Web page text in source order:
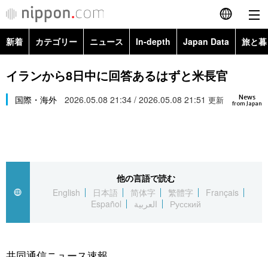
English
简体字
繁體字
العربية
社会
旅と暮らし
新着 カテゴリー ニュース In-depth Japan Data 旅と
政治・外交
経済・ビジネス
社会
文化
科学・技術
暮らし
Topics
Images
お知らせ
イランから8日中に回答あるはずと米長官
News
from Japan
国際・海外 2026.05.08 21:34 / 2026.05.08 21:51 更新
他の言語で読む
English
日本語 简体字 繁體字
Français
Español
العربية Русский